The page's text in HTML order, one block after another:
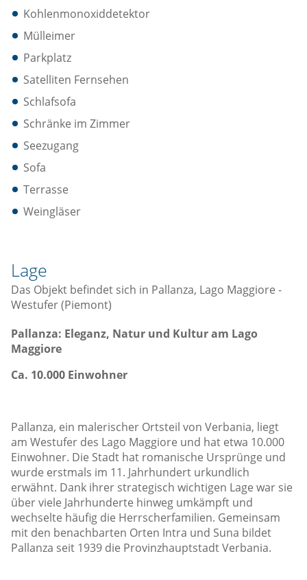
Kohlenmonoxiddetektor
Mülleimer
Parkplatz
Satelliten Fernsehen
Schlafsofa
Schränke im Zimmer
Seezugang
Sofa
Terrasse
Weingläser
Lage
Das Objekt befindet sich in Pallanza, Lago Maggiore -
Westufer (Piemont)
Pallanza: Eleganz, Natur und Kultur am Lago
Maggiore
Ca. 10.000 Einwohner
Pallanza, ein malerischer Ortsteil von Verbania, liegt
am Westufer des Lago Maggiore und hat etwa 10.000
Einwohner. Die Stadt hat romanische Ursprünge und
wurde erstmals im 11. Jahrhundert urkundlich
erwähnt. Dank ihrer strategisch wichtigen Lage war sie
über viele Jahrhunderte hinweg umkämpft und
wechselte häufig die Herrscherfamilien. Gemeinsam
mit den benachbarten Orten Intra und Suna bildet
Pallanza seit 1939 die Provinzhauptstadt Verbania.